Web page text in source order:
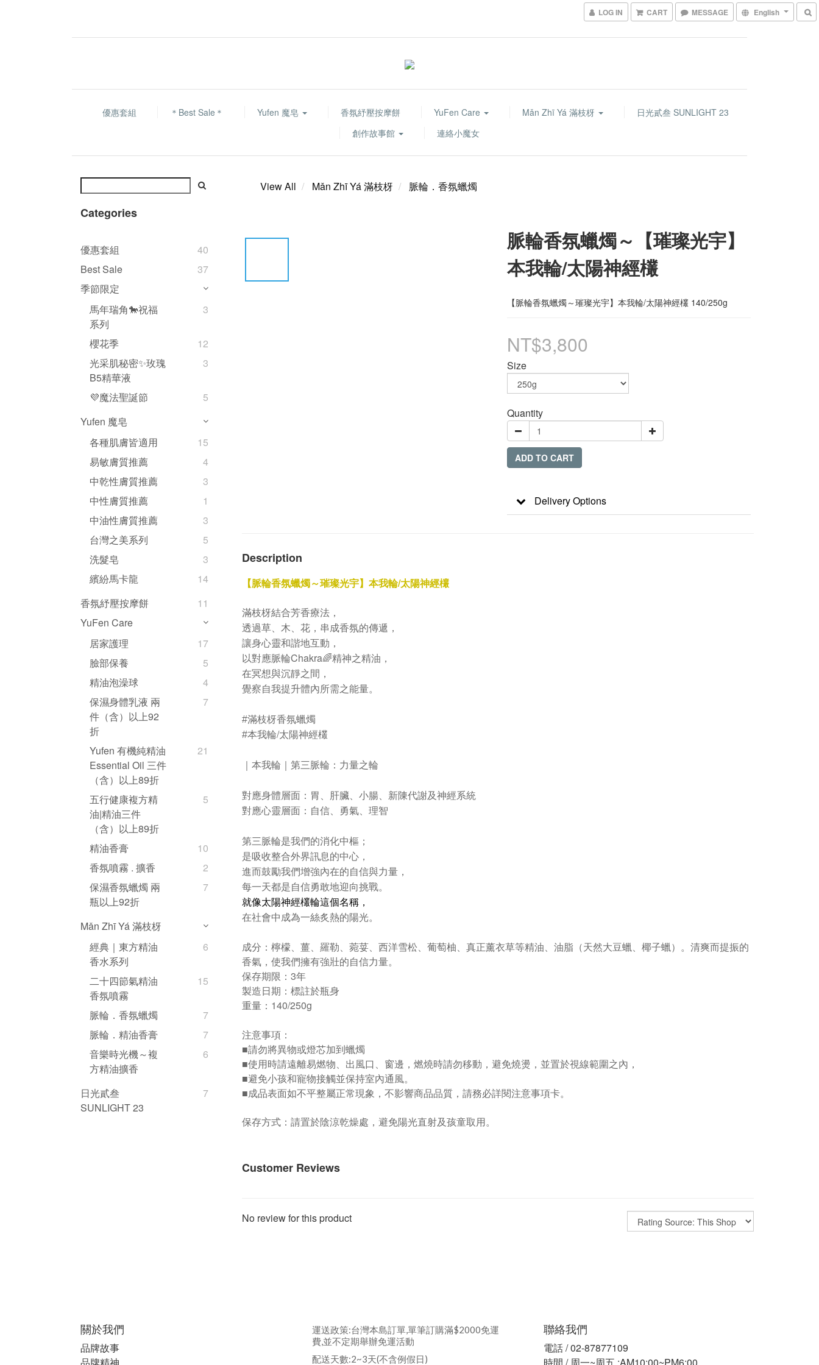
LOG IN CART MESSAGE English
優惠套組 ＊Best Sale＊ Yufen 魔皂 香氛紓壓按摩餅 YuFen Care Mǎn Zhī Yá 滿枝枒
日光貳叁 SUNLIGHT 23
創作故事館
連絡小魔女
Categories
優惠套組
40
Best Sale
37
季節限定
馬年瑞角🐎祝福
系列
3
櫻花季
12
光采肌秘密✨玫瑰
B5精華液
3
💜魔法聖誕節
5
Yufen 魔皂
各種肌膚皆適用
15
易敏膚質推薦
4
中乾性膚質推薦
3
中性膚質推薦
1
中油性膚質推薦
3
台灣之美系列
5
洗髮皂
3
繽紛馬卡龍
14
香氛紓壓按摩餅
11
YuFen Care
居家護理
17
臉部保養
5
精油泡澡球
4
保濕身體乳液 兩
件（含）以上92
折
7
Yufen 有機純精油
Essential Oil 三件
（含）以上89折
21
五行健康複方精
油|精油三件
（含）以上89折
5
精油香膏
10
香氛噴霧 . 擴香
2
保濕香氛蠟燭 兩
瓶以上92折
7
Mǎn Zhī Yá 滿枝枒
經典｜東方精油
香水系列
6
二十四節氣精油
香氛噴霧
15
脈輪．香氛蠟燭
7
脈輪．精油香膏
7
音樂時光機～複
方精油擴香
6
日光貳叁
SUNLIGHT 23
7
View All Mǎn Zhī Yá 滿枝枒 脈輪．香氛蠟燭
脈輪香氛蠟燭～【璀璨光宇】
本我輪/太陽神經欉
【脈輪香氛蠟燭～璀璨光宇】本我輪/太陽神經欉 140/250g
NT$3,800
Size
Quantity
ADD TO CART
Delivery Options
Description
【脈輪香氛蠟燭～璀璨光宇】本我輪/太陽神經欉
滿枝枒結合芳香療法，
透過草、木、花，串成香氛的傳遞，
讓身心靈和諧地互動，
以對應脈輪Chakra🌈精神之精油，
在冥想與沉靜之間，
覺察自我提升體內所需之能量。
#滿枝枒香氛蠟燭
#本我輪/太陽神經欉
｜本我輪｜第三脈輪：力量之輪
對應身體層面：胃、肝臟、小腸、新陳代謝及神經系統
對應心靈層面：自信、勇氣、理智
第三脈輪是我們的消化中樞；
是吸收整合外界訊息的中心，
進而鼓勵我們增強內在的自信與力量，
每一天都是自信勇敢地迎向挑戰。
就像太陽神經欉輪這個名稱，
在社會中成為一絲炙熱的陽光。
成分： 檸檬、薑、羅勒、菀荽、西洋雪松、葡萄柚、真正薰衣草等精油、油脂（天然大豆蠟、椰子蠟）。清爽而提振的
香氣，使我們擁有強壯的自信力量。
保存期限：3年
製造日期：標註於瓶身
重量：140/250g
注意事項：
■請勿將異物或燈芯加到蠟燭
■使用時請遠離易燃物、出風口、窗邊，燃燒時請勿移動，避免燒燙，並置於視線範圍之內，
■避免小孩和寵物接觸並保持室內通風。
■成品表面如不平整屬正常現象，不影響商品品質，請務必詳閱注意事項卡。
保存方式：請置於陰涼乾燥處，避免陽光直射及孩童取用。
Customer Reviews
No review for this product
關於我們
品牌故事
運送政策:台灣本島訂單,單筆訂購滿$2000免運
費,並不定期舉辦免運活動
配送天數:2~3天(不含例假日)
聯絡我們
電話 / 02-87877109